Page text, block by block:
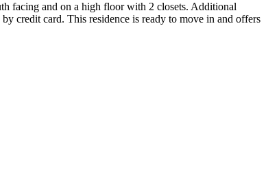
facing and on a high floor with 2 closets. Additional
credit card. This residence is ready to move in and offers